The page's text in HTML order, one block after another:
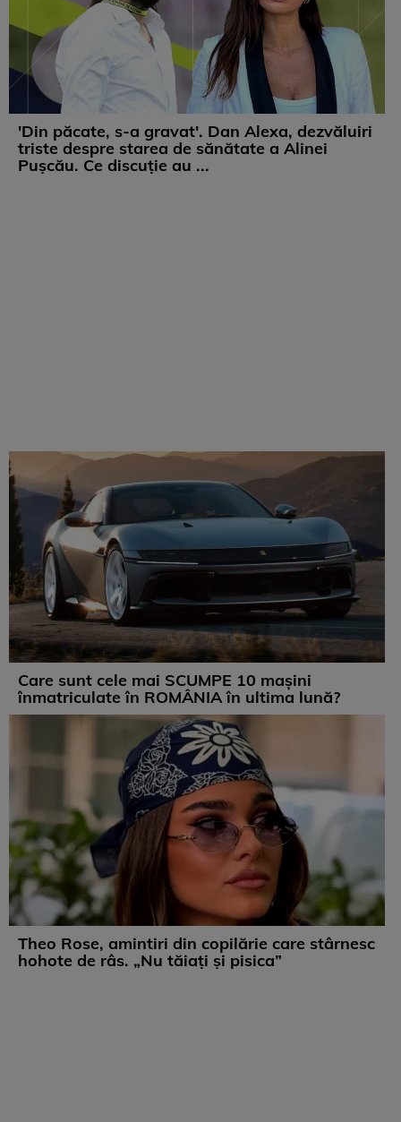
'Din păcate, s-a gravat'. Dan Alexa, dezvăluiri
triste despre starea de sănătate a Alinei
Pușcău. Ce discuție au ...
Care sunt cele mai SCUMPE 10 mașini
înmatriculate în ROMÂNIA în ultima lună?
Theo Rose, amintiri din copilărie care stârnesc
hohote de râs. „Nu tăiați și pisica”